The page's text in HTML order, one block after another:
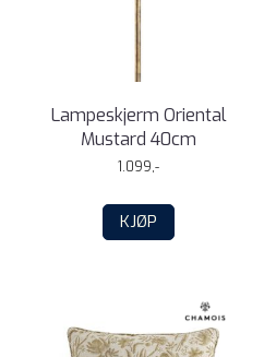
Lampeskjerm Oriental
Mustard 40cm
1.099,-
KJØP